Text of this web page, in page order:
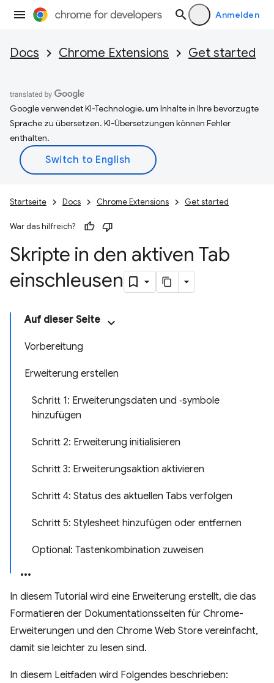
Anmelden
Docs Chrome Extensions Get started
Google verwendet KI-Technologie, um Inhalte in Ihre bevorzugte
Sprache zu übersetzen. KI-Übersetzungen können Fehler
enthalten.
Startseite Docs Chrome Extensions Get started
War das hilfreich?
Skripte in den aktiven Tab
einschleusen
Auf dieser Seite
Vorbereitung
Erweiterung erstellen
Schritt 1: Erweiterungsdaten und ‑symbole
hinzufügen
Schritt 2: Erweiterung initialisieren
Schritt 3: Erweiterungsaktion aktivieren
Schritt 4: Status des aktuellen Tabs verfolgen
Schritt 5: Stylesheet hinzufügen oder entfernen
Optional: Tastenkombination zuweisen
In diesem Tutorial wird eine Erweiterung erstellt, die das
Formatieren der Dokumentationsseiten für Chrome-
Erweiterungen und den Chrome Web Store vereinfacht,
damit sie leichter zu lesen sind.
In diesem Leitfaden wird Folgendes beschrieben: